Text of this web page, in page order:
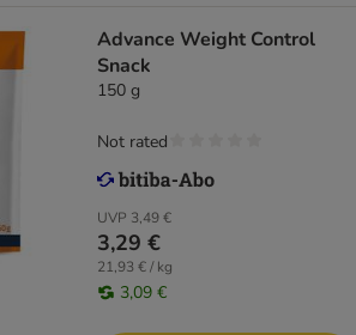
Advance Weight Control
Snack
150 g
UVP 3,49 €
3,29 €
21,93 € / kg
3,09 €
Not rated